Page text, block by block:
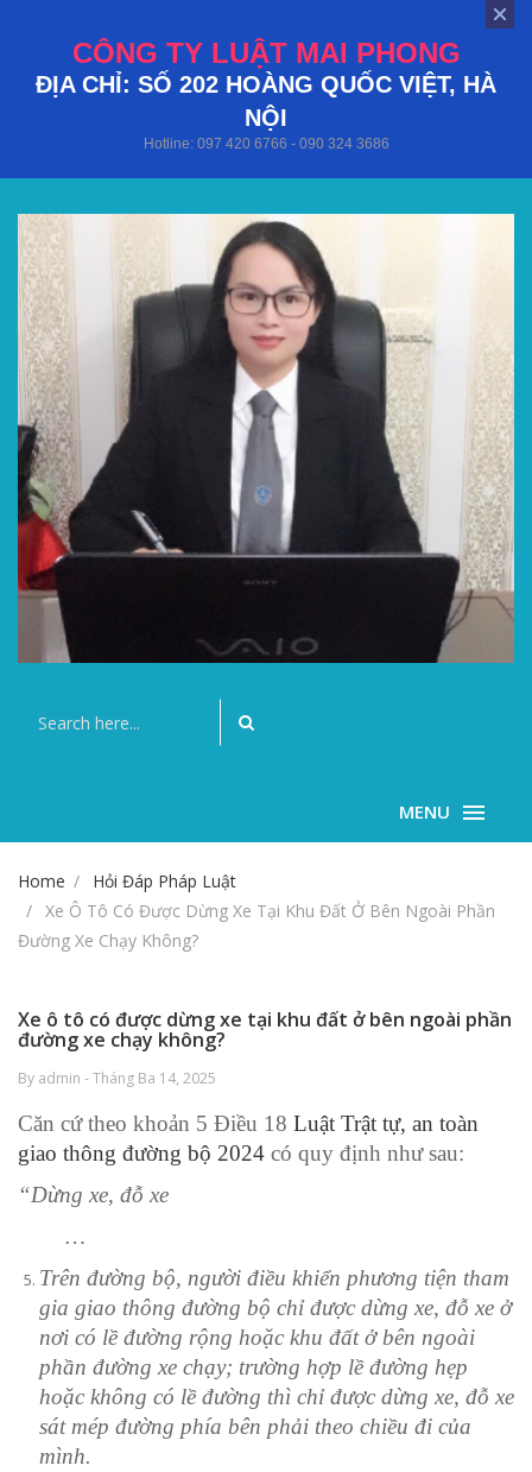
CÔNG TY LUẬT MAI PHONG
ĐỊA CHỈ: SỐ 202 HOÀNG QUỐC VIỆT, HÀ
NỘI
Hotline: 097 420 6766 - 090 324 3686
MENU
Home
Hỏi Đáp Pháp Luật
Xe Ô Tô Có Được Dừng Xe Tại Khu Đất Ở Bên Ngoài Phần
Đường Xe Chạy Không?
Xe ô tô có được dừng xe tại khu đất ở bên ngoài phần
đường xe chạy không?
By admin - Tháng Ba 14, 2025
Căn cứ theo khoản 5 Điều 18 Luật Trật tự, an toàn
giao thông đường bộ 2024 có quy định như sau:
“Dừng xe, đỗ xe
…
Trên đường bộ, người điều khiển phương tiện tham
gia giao thông đường bộ chỉ được dừng xe, đỗ xe ở
nơi có lề đường rộng hoặc khu đất ở bên ngoài
phần đường xe chạy; trường hợp lề đường hẹp
hoặc không có lề đường thì chỉ được dừng xe, đỗ xe
sát mép đường phía bên phải theo chiều đi của
mình.